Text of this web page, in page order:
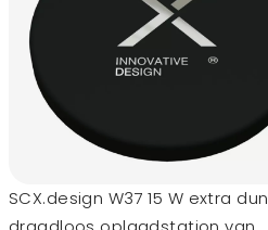
SCX.design W37 15 W extra dun